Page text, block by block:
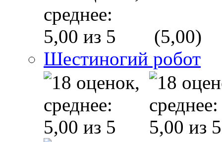
(5,00)
Шестиногий робот